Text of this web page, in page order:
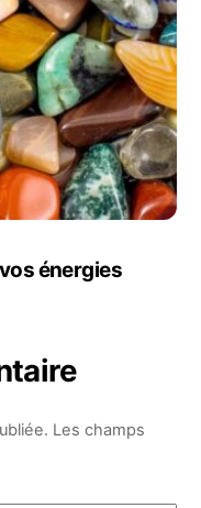
énergies
Les champs